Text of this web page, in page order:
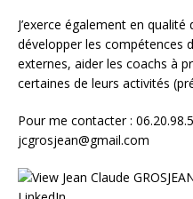
J’exerce également en qualité
développer les compétences
externes, aider les coachs à
certaines de leurs activités
Pour me contacter :
jcgrosjean@gmail.com